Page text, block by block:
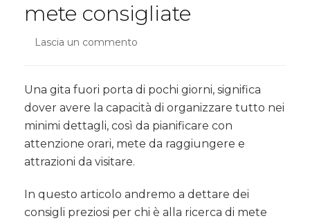
mete consigliate
Lascia un commento
3
giorni:
le
mete
consigliate
Una gita fuori porta di pochi giorni, significa
dover avere la capacità di organizzare tutto nei
minimi dettagli, così da pianificare con
attenzione orari, mete da raggiungere e
attrazioni da visitare.
In questo articolo andremo a dettare dei
consigli preziosi per chi è alla ricerca di mete